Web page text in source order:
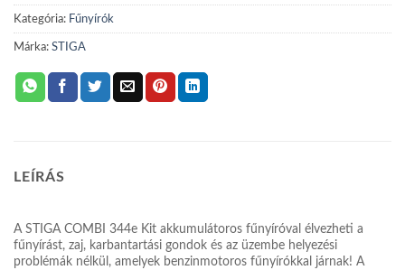
Kategória: Fűnyírók
Márka: STIGA
LEÍRÁS
A STIGA COMBI 344e Kit akkumulátoros fűnyíróval élvezheti a
fűnyírást, zaj, karbantartási gondok és az üzembe helyezési
problémák nélkül, amelyek benzinmotoros fűnyírókkal járnak! A